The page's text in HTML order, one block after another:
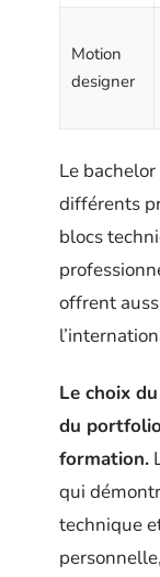
Motion
designer
Le bachelor
différents
blocs
offrent
Le choix
du
formation.
qui
technique